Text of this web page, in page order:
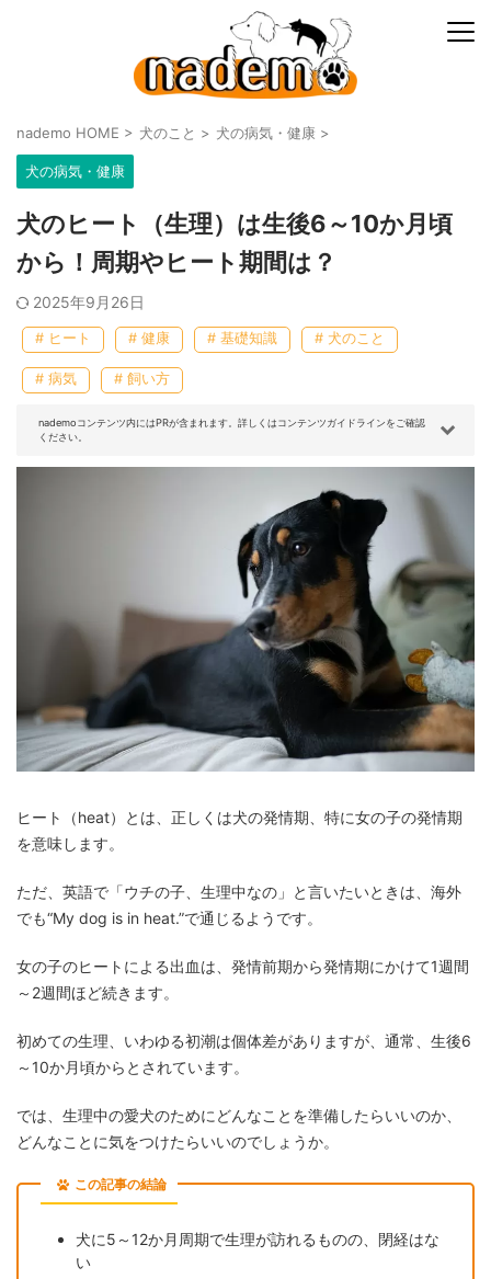
nademo HOME > 犬のこと > 犬の病気・健康 >
犬の病気・健康
犬のヒート（生理）は生後6～10か月頃
から！周期やヒート期間は？
2025年9月26日
# ヒート # 健康 # 基礎知識 # 犬のこと
# 病気 # 飼い方
nademoコンテンツ内にはPRが含まれます。詳しくはコンテンツガイドラインをご確認
ください。
ヒート（heat）とは、正しくは犬の発情期、特に女の子の発情期
を意味します。
ただ、英語で「ウチの子、生理中なの」と言いたいときは、海外
でも“My dog is in heat.”で通じるようです。
女の子のヒートによる出血は、発情前期から発情期にかけて1週間
～2週間ほど続きます。
初めての生理、いわゆる初潮は個体差がありますが、通常、生後6
～10か月頃からとされています。
では、生理中の愛犬のためにどんなことを準備したらいいのか、
どんなことに気をつけたらいいのでしょうか。
この記事の結論
犬に5～12か月周期で生理が訪れるものの、閉経はな
い